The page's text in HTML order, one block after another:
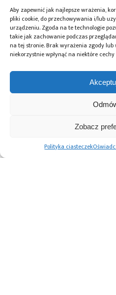
Aby zapewnić jak najlepsze wrażenia,
pliki cookie, do przechowywania i/lub
urządzeniu. Zgoda na te technologie
takie jak zachowanie podczas
na tej stronie. Brak wyrażenia zgody
niekorzystnie wpłynąć na niektóre
Zobacz
Polityka ciasteczek
projekty
Współpracuje z
społeczeństwem.
Tagi:baterie,ICPT,LG
Wamtechnik